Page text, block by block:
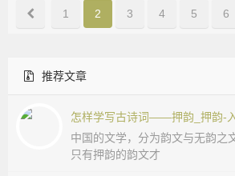
1 2 3 4 5 6
推荐文章
怎样学写古诗词——押韵_押韵-
中国的文学，分为韵文与无韵之
只有押韵的韵文才